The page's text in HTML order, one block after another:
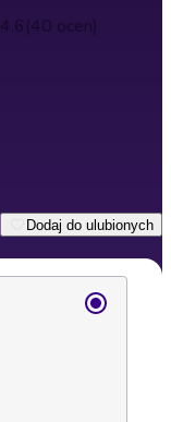
4.6(40 ocen)
Dodaj do ulubionych